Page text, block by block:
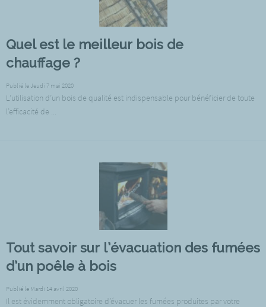
Quel est le meilleur bois de
chauffage ?
Publié le Jeudi 7 mai 2020
L’utilisation d’un bois de qualité est indispensable pour bénéficier de toute
l’efficacité de ...
Tout savoir sur l’évacuation des fumées
d’un poêle à bois
Publié le Mardi 14 avril 2020
Il est évidemment obligatoire d’évacuer les fumées produites par votre